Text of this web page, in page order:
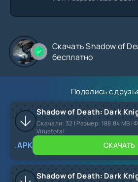
Скачать Shadow of
бесплатно
Поделись с
Shadow of Death: Dark
Скачали: 32 | Размер: 188.84 MB |
Virustotal
.APK СКАЧАТЬ
Shadow of Death: Dark